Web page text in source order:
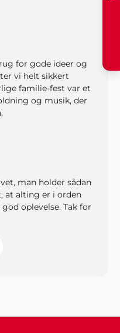
for gode ideer og
vi helt sikkert
familie-fest var et
og musik, der
man holder sådan
at alting er i orden
oplevelse. Tak for